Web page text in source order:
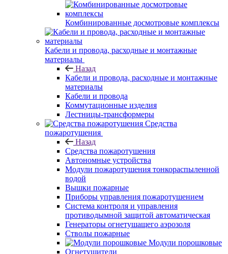
Комбинированные досмотровые комплексы
Кабели и провода, расходные и монтажные
материалы
Назад
Кабели и провода, расходные и монтажные
материалы
Кабели и провода
Коммутационные изделия
Лестницы-трансформеры
Средства
пожаротушения
Назад
Средства пожаротушения
Автономные устройства
Модули пожаротушения тонкораспыленной
водой
Вышки пожарные
Приборы управления пожаротушением
Система контроля и управления
противодымной защитой автоматическая
Генераторы огнетушащего аэрозоля
Стволы пожарные
Модули порошковые
Огнетушители